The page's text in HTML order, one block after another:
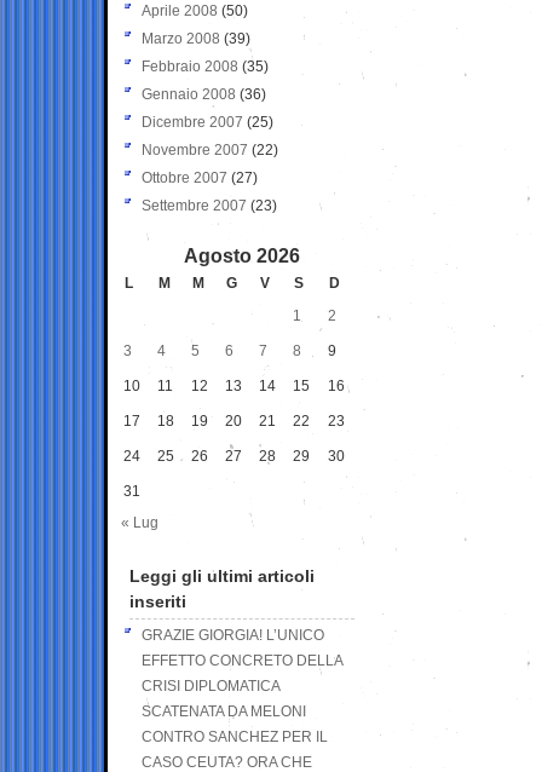
Aprile 2008 (50)
Marzo 2008 (39)
Febbraio 2008 (35)
Gennaio 2008 (36)
Dicembre 2007 (25)
Novembre 2007 (22)
Ottobre 2007 (27)
Settembre 2007 (23)
Agosto 2026
L M M G V S
D
1
2
3 4 5 6 7 8 9
10 11 12 13 14 15 16
17 18 19 20 21 22 23
24 25 26 27 28 29 30
31
« Lug
Leggi gli ultimi articoli
inseriti
GRAZIE GIORGIA! L’UNICO
EFFETTO CONCRETO DELLA
CRISI DIPLOMATICA
SCATENATA DA MELONI
CONTRO SANCHEZ PER IL
CASO CEUTA? ORA CHE